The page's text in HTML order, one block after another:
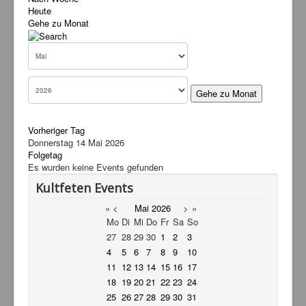
Service
Livestream
Links
Kontakt
Heute
Gehe zu Monat
Gehe zu Monat
Vorheriger Tag
Donnerstag 14 Mai 2026
Folgetag
Es wurden keine Events gefunden
Kultfeten Events
« < Mai 2026 > »
Mo Di Mi Do Fr Sa So
27 28 29 30 1 2
3
4
5 6 7 8 9
10
11 12 13 14 15 16 17
18 19 20 21 22 23 24
25 26 27 28 29 30 31